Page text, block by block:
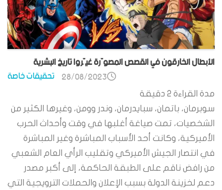
الأبطال الخارقون في القصص المصوّرة غيّروا تاريخ البشرية
تحقيقات خاصة 28/08/2023
مدة القراءة 2 دقيقة
سوبرمان، باتمان، سبايدرمان، وندر وومن، وغيرها الكثير من
الشخصيات، تمت صياغة أغلبها في وقت وأحداث الحرب
الأميركية، وكانت أحد الأسباب المباشرة وغير المباشرة
في انتصار الجيش الأميركي وتقليب الرأي العام الشعبي
من رافض ناقم على الطبقة الحاكمة، إلى أكبر مصدر
دعم لخزينة الدولة بسبب الإعلان والحملات الترويجية التي